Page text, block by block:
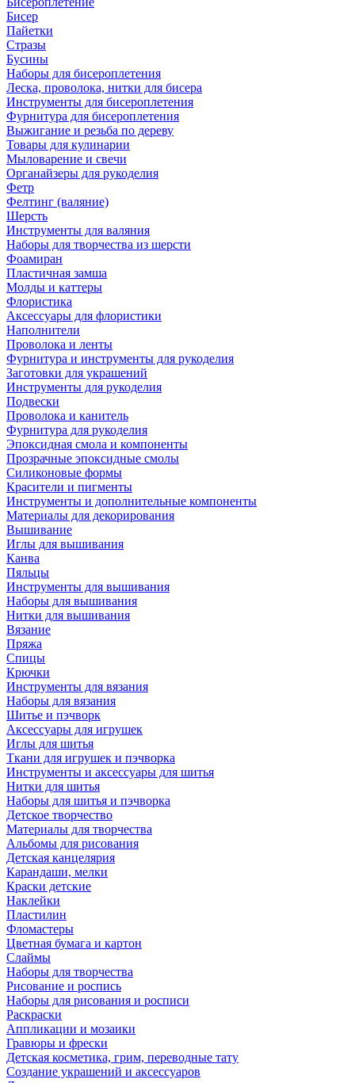
Бисер
Пайетки
Стразы
Бусины
Наборы для бисероплетения
Леска, проволока, нитки для бисера
Инструменты для бисероплетения
Фурнитура для бисероплетения
Выжигание и резьба по дереву
Товары для кулинарии
Мыловарение и свечи
Органайзеры для рукоделия
Фетр
Фелтинг (валяние)
Шерсть
Инструменты для валяния
Наборы для творчества из шерсти
Фоамиран
Пластичная замша
Молды и каттеры
Флористика
Аксессуары для флористики
Наполнители
Проволока и ленты
Фурнитура и инструменты для рукоделия
Заготовки для украшений
Инструменты для рукоделия
Подвески
Проволока и канитель
Фурнитура для рукоделия
Эпоксидная смола и компоненты
Прозрачные эпоксидные смолы
Силиконовые формы
Красители и пигменты
Инструменты и дополнительные компоненты
Материалы для декорирования
Вышивание
Иглы для вышивания
Канва
Пяльцы
Инструменты для вышивания
Наборы для вышивания
Нитки для вышивания
Вязание
Пряжа
Спицы
Крючки
Инструменты для вязания
Наборы для вязания
Шитье и пэчворк
Аксессуары для игрушек
Иглы для шитья
Ткани для игрушек и пэчворка
Инструменты и аксессуары для шитья
Нитки для шитья
Наборы для шитья и пэчворка
Детское творчество
Материалы для творчества
Альбомы для рисования
Детская канцелярия
Карандаши, мелки
Краски детские
Наклейки
Пластилин
Фломастеры
Цветная бумага и картон
Слаймы
Наборы для творчества
Рисование и роспись
Наборы для рисования и росписи
Раскраски
Аппликации и мозаики
Гравюры и фрески
Детская косметика, грим, переводные тату
Создание украшений и аксессуаров